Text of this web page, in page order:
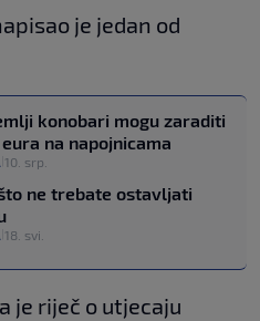
je jedan od
konobari mogu zaraditi
na napojnicama
10. srp.
ne trebate ostavljati
18. svi.
je riječ o utjecaju